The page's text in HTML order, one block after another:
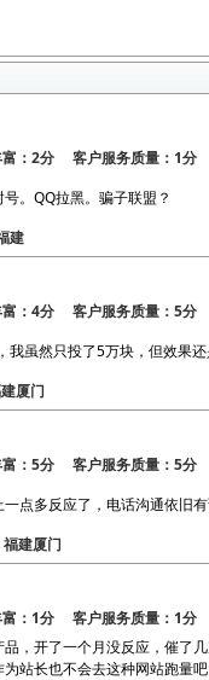
：2分 客户服务质量：1分
。QQ拉黑。骗子联盟？
建
：4分 客户服务质量：5分
虽然只投了5万块，但效果
厦门
：5分 客户服务质量：5分
点多反应了，电话沟通依旧
建厦门
：1分 客户服务质量：1分
，开了一个月没反应，催了
站长也不会去这种网站跑量